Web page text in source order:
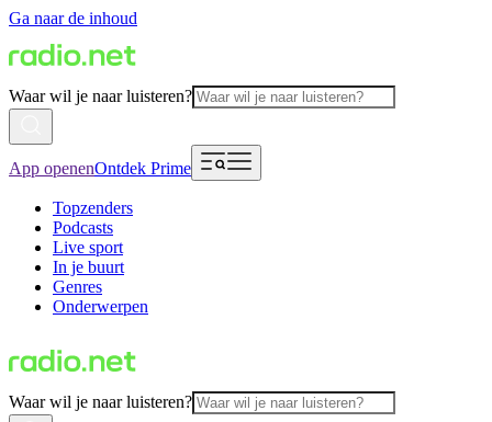
Ga naar de inhoud
Waar wil je naar luisteren?
App openenOntdek Prime
Topzenders
Podcasts
Live sport
In je buurt
Genres
Onderwerpen
Waar wil je naar luisteren?